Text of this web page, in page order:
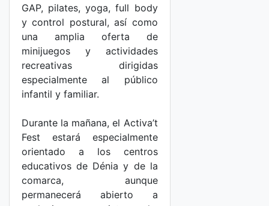
GAP, pilates, yoga, full body
y control postural, así como
una amplia oferta de
minijuegos y actividades
recreativas dirigidas
especialmente al público
infantil y familiar.
Durante la mañana, el Activa’t
Fest estará especialmente
orientado a los centros
educativos de Dénia y de la
comarca, aunque
permanecerá abierto a